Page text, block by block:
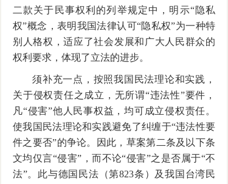
二款关于民事权利的列举规定中，明示“隐私
权”概念，表明我国法律认可“隐私权”为一种特
别人格权，适应了社会发展和广大人民群众的
权利要求，体现了立法的进步。
须补充一点，按照我国民法理论和实践，
关于侵权责任之成立，无所谓“违法性”要件，
凡“侵害”他人民事权益，均可成立侵权责任。
使我国民法理论和实践避免了纠缠于“违法性要
件之要否”的争论。因此，草案第二条及以下条
文均仅言“侵害”，而不论“侵害”之是否属于“不
法”。此与德国民法（第823条）及我国台湾民